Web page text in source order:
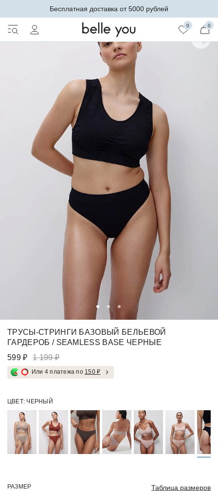
Бесплатная доставка от 5000 рублей
0 0
ТРУСЫ-СТРИНГИ БАЗОВЫЙ БЕЛЬЕВОЙ
ГАРДЕРОБ / SEAMLESS BASE ЧЕРНЫЕ
599 ₽
1 199 ₽
Или 4 платежа по 150 ₽
ЦВЕТ: ЧЕРНЫЙ
РАЗМЕР Таблица размеров